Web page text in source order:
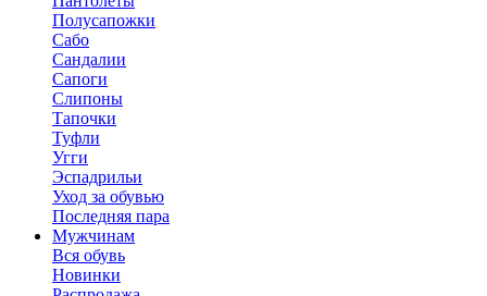
Полусапожки
Сабо
Сандалии
Сапоги
Слипоны
Тапочки
Туфли
Угги
Эспадрильи
Уход за обувью
Последняя пара
Мужчинам
Вся обувь
Новинки